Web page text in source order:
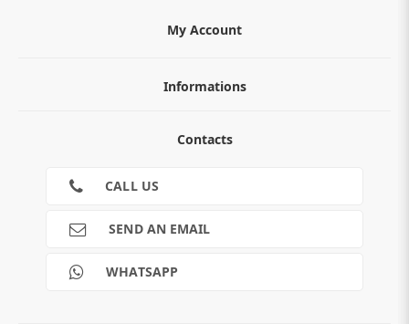
My Account
Informations
TERMS AND CONDITIONS
PAYMENTS
Contacts
CALL US
SEND AN EMAIL
WHATSAPP